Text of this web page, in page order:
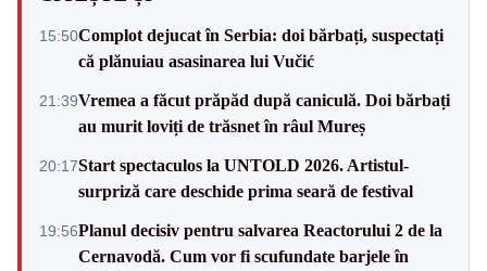
15:50Complot dejucat în Serbia: doi bărbați, suspectați
că plănuiau asasinarea lui Vučić
21:39Vremea a făcut prăpăd după caniculă. Doi bărbați
au murit loviți de trăsnet în râul Mureș
20:17Start spectaculos la UNTOLD 2026. Artistul-
surpriză care deschide prima seară de festival
19:56Planul decisiv pentru salvarea Reactorului 2 de la
Cernavodă. Cum vor fi scufundate barjele în